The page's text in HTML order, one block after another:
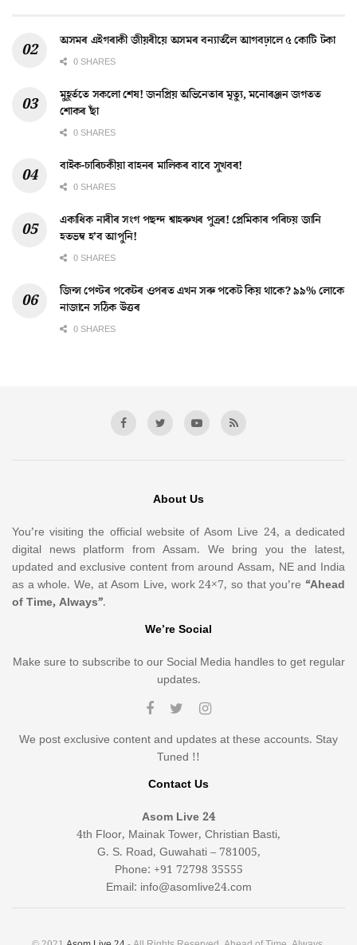
অসমৰ এইগৰাকী জীয়ৰীয়ে অসমৰ বন্যাৰ্তলৈ আগবঢ়ালে ৫ কোটি টকা
0 SHARES
মুহূৰ্ততে সকলো শেষ! জনপ্ৰিয় অভিনেতাৰ মৃত্যু, মনোৰঞ্জন জগতত
শোকৰ ছাঁ
0 SHARES
বাইক-চাৰিচকীয়া বাহনৰ মালিকৰ বাবে সুখবৰ!
0 SHARES
একাধিক নাৰীৰ সংগ পছন্দ শ্বাহৰুখৰ পুত্ৰৰ! প্ৰেমিকাৰ পৰিচয় জানি
হতভম্ব হ’ব আপুনি!
0 SHARES
জিন্স পেণ্টৰ পকেটৰ ওপৰত এখন সৰু পকেট কিয় থাকে? ৯৯% লোকে
নাজানে সঠিক উত্তৰ
0 SHARES
About Us
You’re visiting the official website of Asom Live 24, a dedicated
digital news platform from Assam. We bring you the latest,
updated and exclusive content from around Assam, NE and India
as a whole. We, at Asom Live, work 24×7, so that you’re “Ahead
of Time, Always”.
We’re Social
Make sure to subscribe to our Social Media handles to get regular
updates.
We post exclusive content and updates at these accounts. Stay
Tuned !!
Contact Us
Asom Live 24
4th Floor, Mainak Tower, Christian Basti,
G. S. Road, Guwahati – 781005,
Phone: +91 72798 35555
Email: info@asomlive24.com